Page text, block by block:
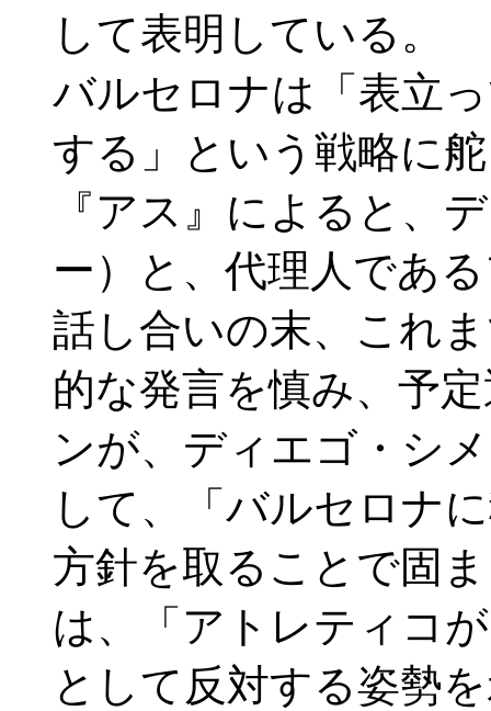
して表明している。
バルセロナは「表立
する」という戦略に
『アス』によると、
ー）と、代理人であ
話し合いの末、これ
的な発言を慎み、予
ンが、ディエゴ・シ
して、「バルセロナ
方針を取ることで固
は、「アトレティコ
として反対する姿勢